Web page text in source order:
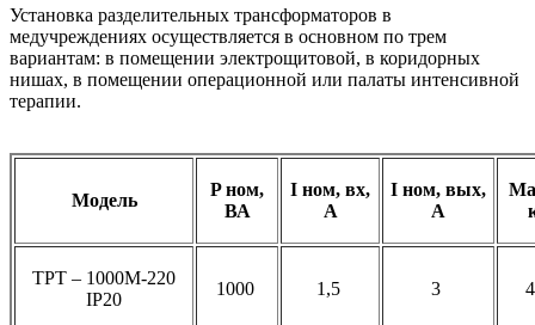
Установка разделительных трансформаторов в
медучреждениях осуществляется в основном по трем
вариантам: в помещении электрощитовой, в коридорных
нишах, в помещении операционной или палаты интенсивной
терапии.
Модель
P ном,
ВА
I ном, вх,
A
I ном, вых,
A
ТРТ – 1000М-220
IP20
1000 1,5 3